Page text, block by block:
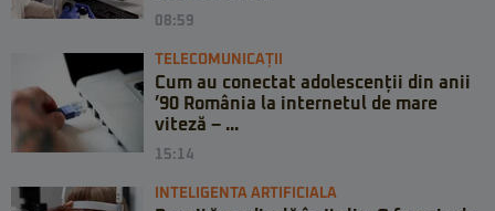
08:59
TELECOMUNICAȚII
Cum au conectat adolescenții din anii
’90 România la internetul de mare
viteză – ...
15:14
INTELIGENTA ARTIFICIALA